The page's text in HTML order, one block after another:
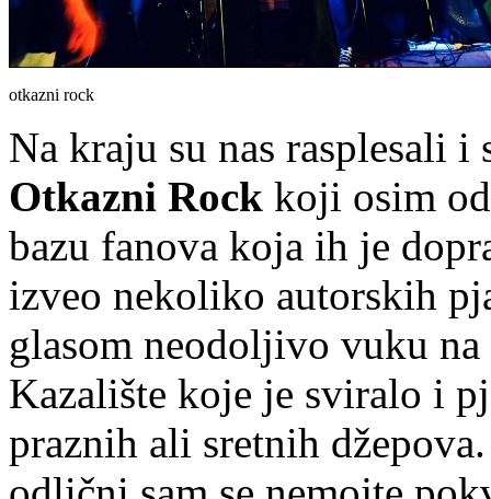
otkazni rock
Na kraju su nas rasplesali
Otkazni Rock koji osim
bazu fanova koja ih je
izveo nekoliko autorskih
glasom neodoljivo vuku
Kazalište koje je sviralo i
praznih ali sretnih